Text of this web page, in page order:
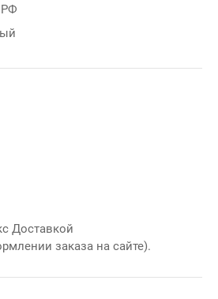
РФ
Доставкой
заказа на сайте).